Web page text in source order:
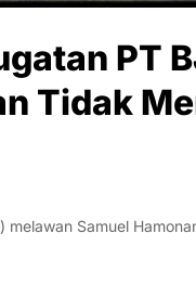
PT
Tidak
Samuel